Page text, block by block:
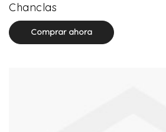
Chanclas
Comprar ahora